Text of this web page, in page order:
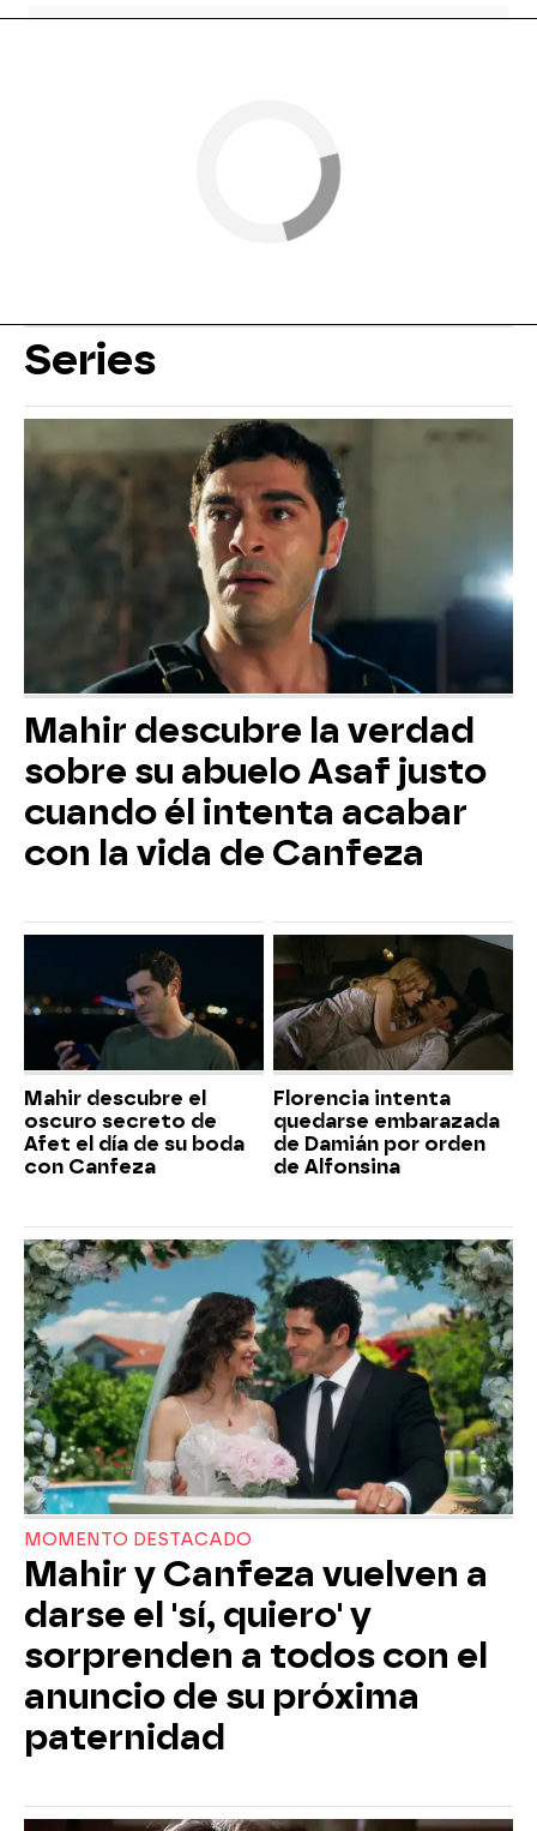
Series
Mahir descubre la verdad
sobre su abuelo Asaf justo
cuando él intenta acabar
con la vida de Canfeza
Mahir descubre el
oscuro secreto de
Afet el día de su boda
con Canfeza
Florencia intenta
quedarse embarazada
de Damián por orden
de Alfonsina
MOMENTO DESTACADO
Mahir y Canfeza vuelven a
darse el 'sí, quiero' y
sorprenden a todos con el
anuncio de su próxima
paternidad